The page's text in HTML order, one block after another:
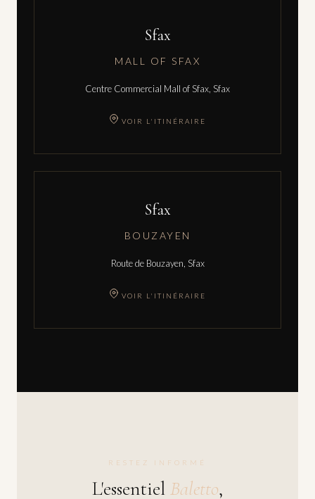
Sfax
MALL OF SFAX
Centre Commercial Mall of Sfax, Sfax
VOIR L'ITINÉRAIRE
Sfax
BOUZAYEN
Route de Bouzayen, Sfax
VOIR L'ITINÉRAIRE
RESTEZ INFORMÉ
L'essentiel Baletto,